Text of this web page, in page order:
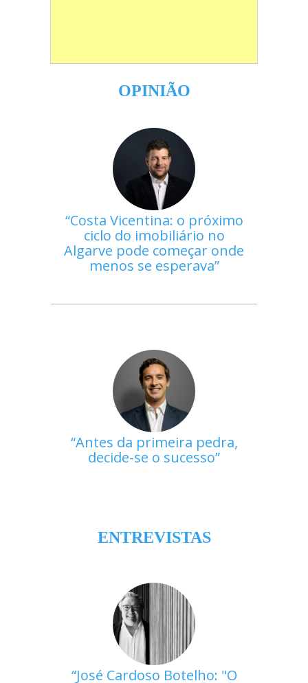
OPINIÃO
Costa Vicentina: o próximo
ciclo do imobiliário no
Algarve pode começar onde
menos se esperava
Antes da primeira pedra,
decide-se o sucesso
ENTREVISTAS
José Cardoso Botelho: "O